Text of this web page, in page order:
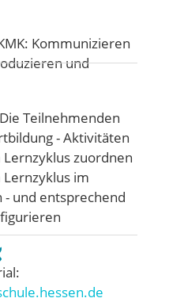
Kommunizieren
und
Teilnehmenden
- Aktivitäten
zuordnen
im
und entsprechend